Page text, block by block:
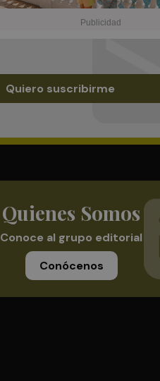
Quiero suscribirme
Quienes Somos
Conoce al grupo editorial
Conócenos